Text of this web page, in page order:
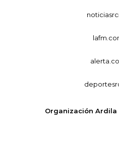
Organización Ardila